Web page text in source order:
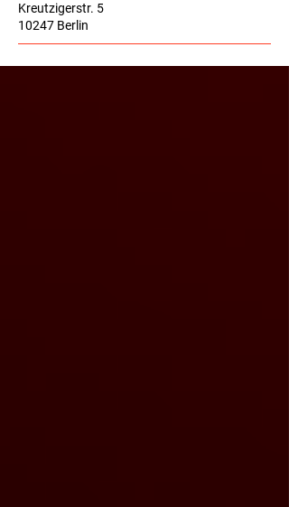
Kreutzigerstr. 5
10247 Berlin